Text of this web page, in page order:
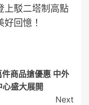
上駁二塔制高點
回憶！
商品搶優惠 中外
盛大展開
Next